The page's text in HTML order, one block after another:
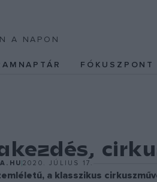
A NAPON
FÓKUSZPONT
2020. JÚLIUS 17.
a klasszikus